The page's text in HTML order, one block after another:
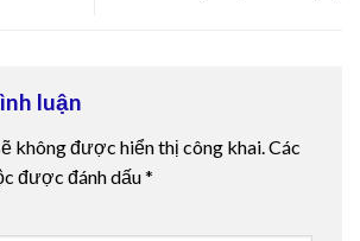
luận
không được hiển thị công khai. Các
được đánh dấu*